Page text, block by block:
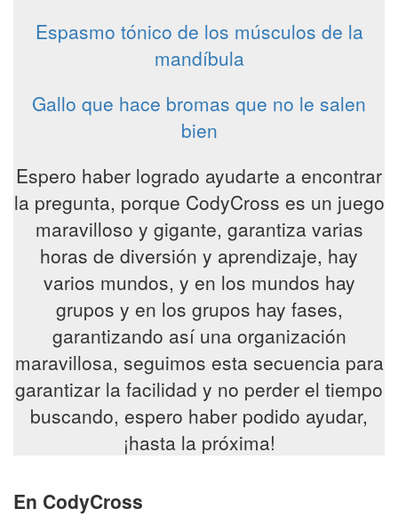
Espasmo tónico de los músculos de la
mandíbula
Gallo que hace bromas que no le salen
bien
Espero haber logrado ayudarte a encontrar
la pregunta, porque CodyCross es un juego
maravilloso y gigante, garantiza varias
horas de diversión y aprendizaje, hay
varios mundos, y en los mundos hay
grupos y en los grupos hay fases,
garantizando así una organización
maravillosa, seguimos esta secuencia para
garantizar la facilidad y no perder el tiempo
buscando, espero haber podido ayudar,
¡hasta la próxima!
En CodyCross